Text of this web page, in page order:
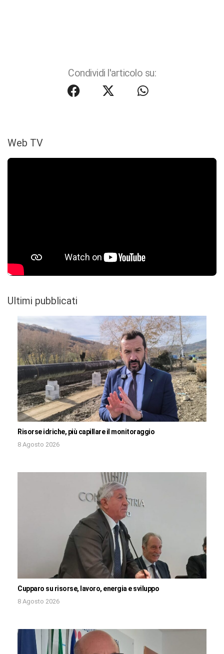
Condividi l'articolo su:
Web TV
Ultimi pubblicati
Risorse idriche, più capillare il monitoraggio
8 Agosto 2026
Cupparo su risorse, lavoro, energia e sviluppo
8 Agosto 2026